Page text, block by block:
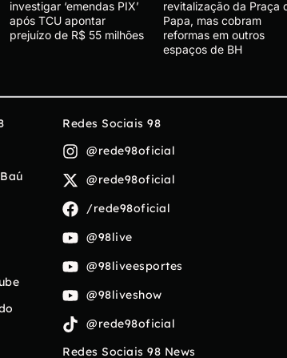
investigar ‘emendas PIX’
após TCU apontar
prejuízo de R$ 55 milhões
revitalização da Praça
Papa, mas cobram
reformas em outros
espaços de BH
Redes Sociais 98
@rede98oficial
@rede98oficial
/rede98oficial
@98live
@98liveesportes
@98liveshow
@rede98oficial
Redes Sociais 98 News